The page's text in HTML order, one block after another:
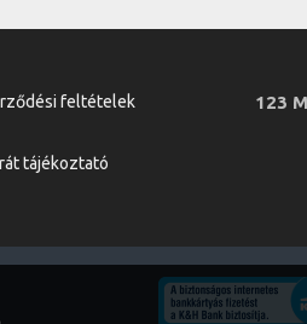
feltételek
tájékoztató
123